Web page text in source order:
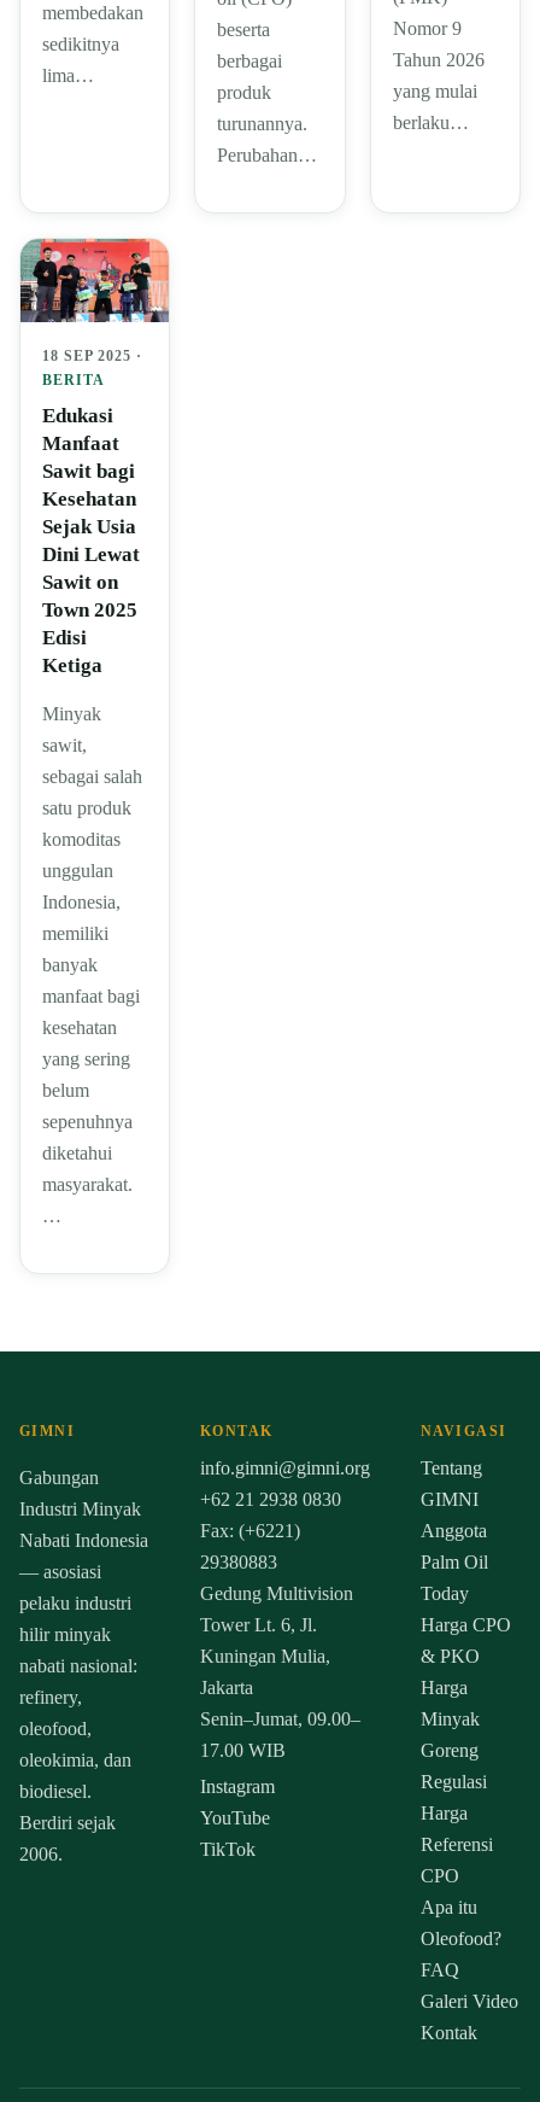
membedakan
sedikitnya
lima…
beserta
berbagai
produk
turunannya.
Perubahan…
Nomor 9
Tahun 2026
yang mulai
berlaku…
18 SEP 2025 ·
BERITA
Edukasi
Manfaat
Sawit bagi
Kesehatan
Sejak Usia
Dini Lewat
Sawit on
Town 2025
Edisi
Ketiga
Minyak
sawit,
sebagai salah
satu produk
komoditas
unggulan
Indonesia,
memiliki
banyak
manfaat bagi
kesehatan
yang sering
belum
sepenuhnya
diketahui
masyarakat.
…
GIMNI
Gabungan
Industri Minyak
Nabati Indonesia
— asosiasi
pelaku industri
hilir minyak
nabati nasional:
refinery,
oleofood,
oleokimia, dan
biodiesel.
Berdiri sejak
2006.
KONTAK
info.gimni@gimni.org
+62 21 2938 0830
Fax: (+6221)
29380883
Gedung Multivision
Tower Lt. 6, Jl.
Kuningan Mulia,
Jakarta
Senin–Jumat, 09.00–
17.00 WIB
Instagram
YouTube
TikTok
NAVIGASI
Tentang
GIMNI
Anggota
Palm Oil
Today
Harga CPO
& PKO
Harga
Minyak
Goreng
Regulasi
Harga
Referensi
CPO
Apa itu
Oleofood?
FAQ
Galeri Video
Kontak